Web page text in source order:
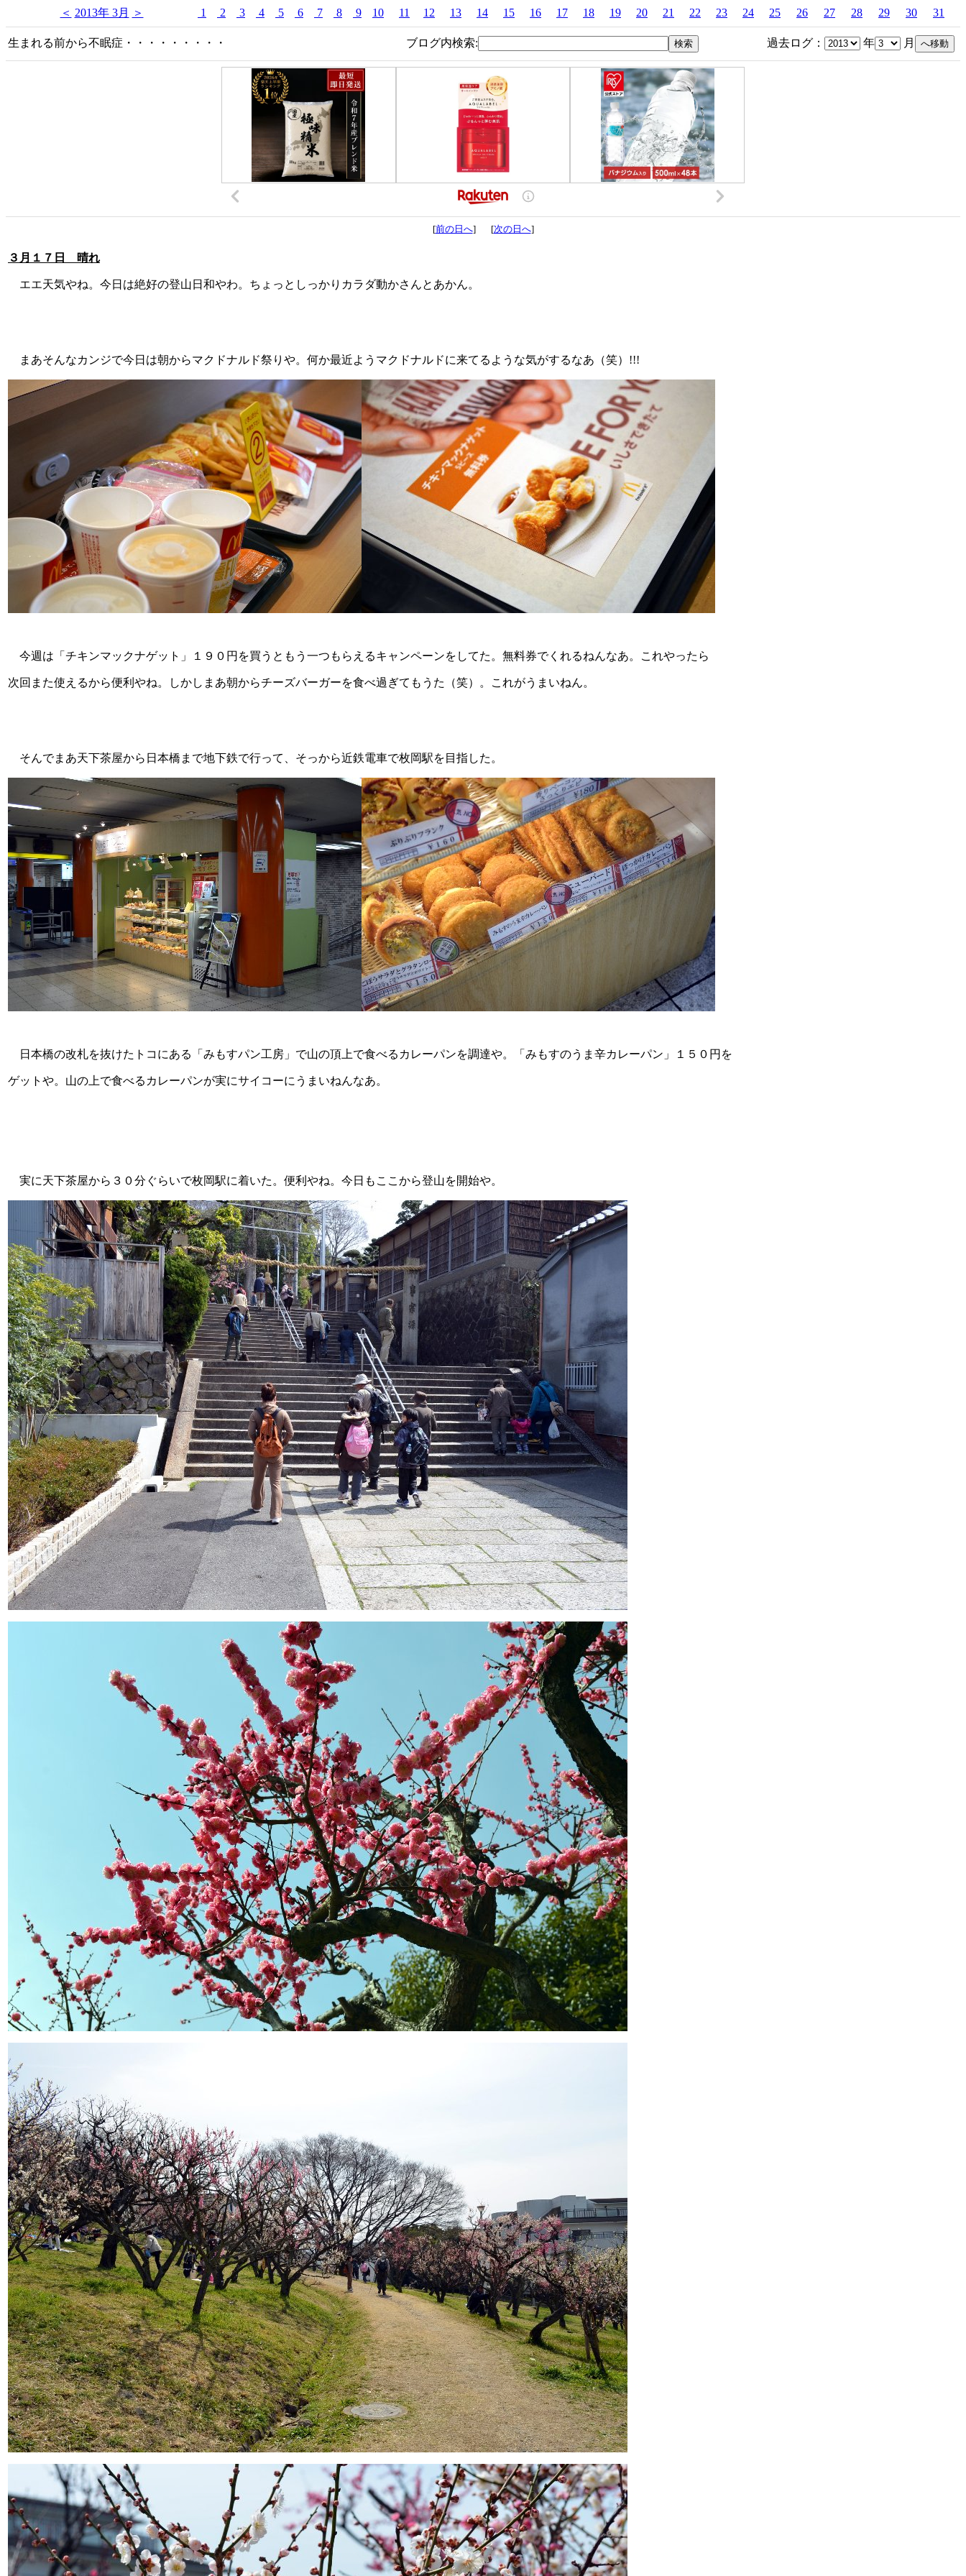
＜ 2013年 3月 ＞ 1 2 3 4 5 6 7 8 9 10 11 12 13 14 15 16 17 18 19 20 21 22 23 24 25 26 27 28 29 30 31
生まれる前から不眠症・・・・・・・・・ ブログ内検索: 過去ログ： 年 月
[前の日へ] [次の日へ]
３月１７日 晴れ
エエ天気やね。今日は絶好の登山日和やわ。ちょっとしっかりカラダ動かさんとあかん。
まあそんなカンジで今日は朝からマクドナルド祭りや。何か最近ようマクドナルドに来てるような気がするなあ（笑）!!!
今週は「チキンマックナゲット」１９０円を買うともう一つもらえるキャンペーンをしてた。無料券でくれるねんなあ。これやったら
次回また使えるから便利やね。しかしまあ朝からチーズバーガーを食べ過ぎてもうた（笑）。これがうまいねん。
そんでまあ天下茶屋から日本橋まで地下鉄で行って、そっから近鉄電車で枚岡駅を目指した。
日本橋の改札を抜けたトコにある「みもすパン工房」で山の頂上で食べるカレーパンを調達や。「みもすのうま辛カレーパン」１５０円を
ゲットや。山の上で食べるカレーパンが実にサイコーにうまいねんなあ。
実に天下茶屋から３０分ぐらいで枚岡駅に着いた。便利やね。今日もここから登山を開始や。